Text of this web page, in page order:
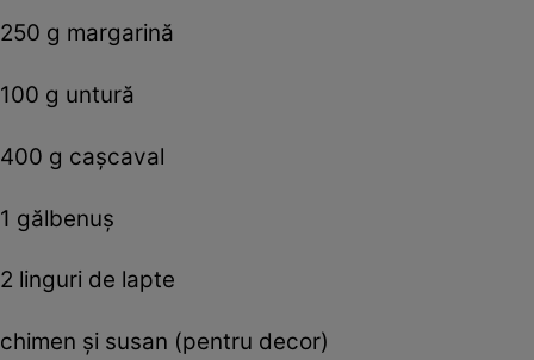
250 g margarină
100 g untură
400 g caşcaval
1 gălbenuş
2 linguri de lapte
chimen şi susan (pentru decor)